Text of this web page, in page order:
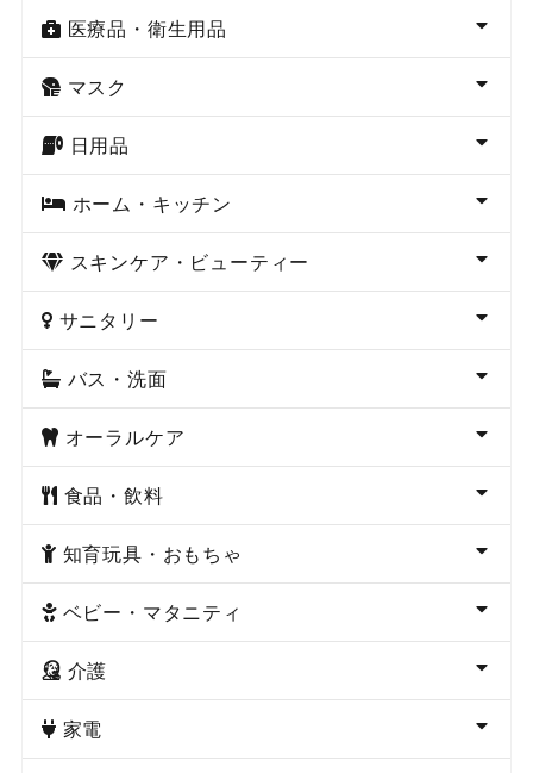
医療品・衛生用品
マスク
日用品
ホーム・キッチン
スキンケア・ビューティー
サニタリー
バス・洗面
オーラルケア
食品・飲料
知育玩具・おもちゃ
ベビー・マタニティ
介護
家電